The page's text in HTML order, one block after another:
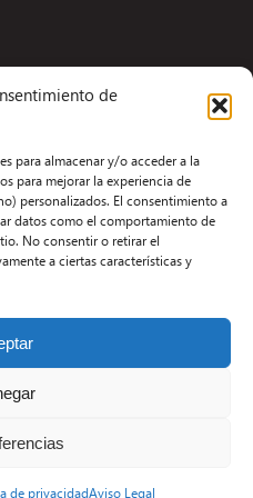
de
para almacenar y/o acceder a la
para mejorar la experiencia de
personalizados. El consentimiento a
datos como el comportamiento de
No consentir o retirar el
a ciertas características y
de privacidadAviso Legal
Legal
privacidad
por Kiwop